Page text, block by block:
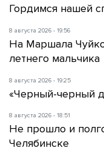
Гордимся нашей
8 августа 2026 - 19:56
На Маршала
летнего мальчика
8 августа 2026 - 19:25
«Черный-черный
8 августа 2026 - 18:51
Не прошло и
Челябинске